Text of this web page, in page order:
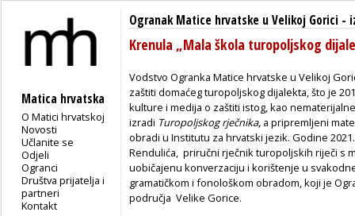
Matica hrvatska
O Matici hrvatskoj
Novosti
Učlanite se
Odjeli
Ogranci
Društva prijatelja i
partneri
Kontakt
Ogranak Matice hrvatske u Velikoj Gorici -
Krenula „Mala škola turopoljskog
Vodstvo Ogranka Matice hrvatske u Velikoj
zaštiti domaćeg turopoljskog dijalekta, što je
kulture i medija o zaštiti istog, kao
izradi Turopoljskog rječnika, a pripremljeni
obradi u Institutu za hrvatski jezik. Godine
Rendulića, priručni rječnik turopoljskih riječi s
uobičajenu konverzaciju i korištenje u
gramatičkom i fonološkom obradom, koji je
područja Velike Gorice.